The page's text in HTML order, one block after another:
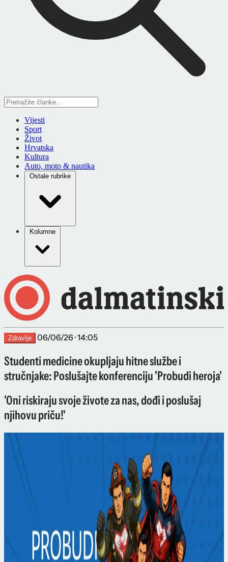
Vijesti
Sport
Život
Hrvatska
Kultura
Auto, moto & nautika
Ostale rubrike
Kolumne
Zdravlje 06/06/26 · 14:05
Studenti medicine okupljaju hitne službe i
stručnjake: Poslušajte konferenciju 'Probudi heroja'
'Oni riskiraju svoje živote za nas, dođi i poslušaj
njihovu priču!'